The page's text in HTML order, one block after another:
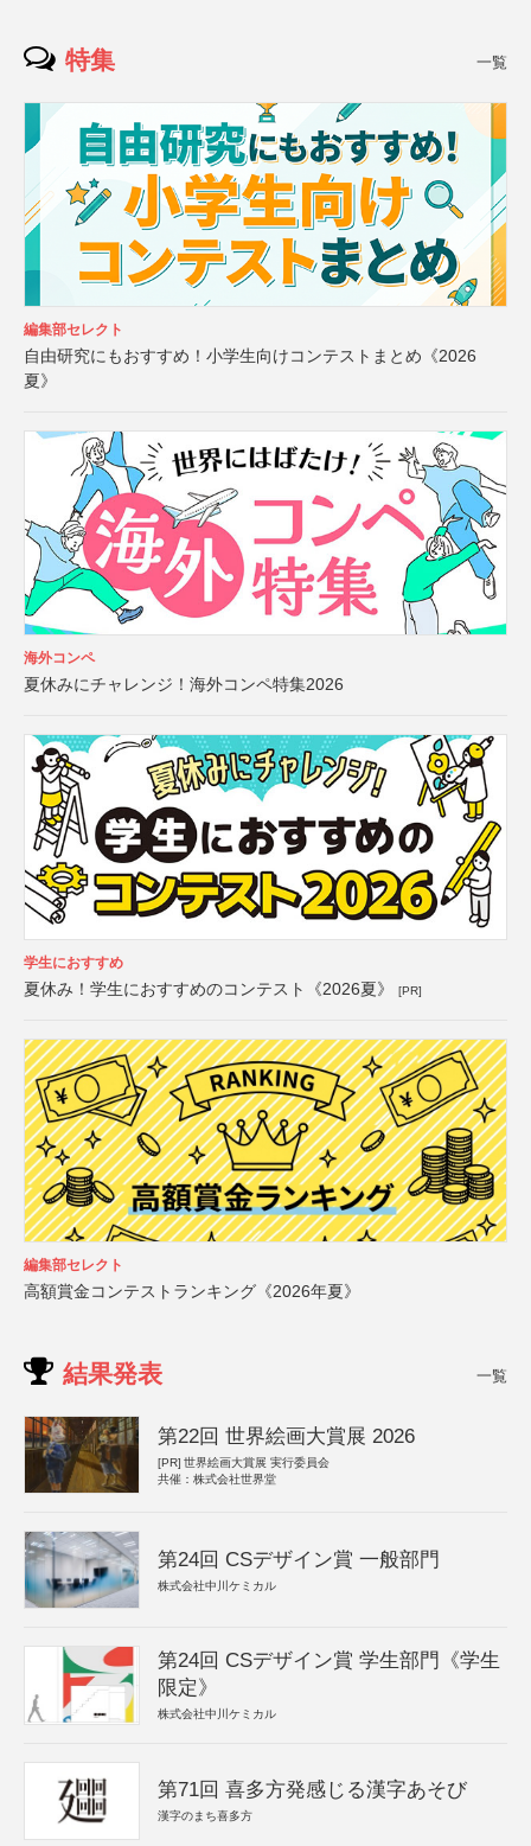
特集 一覧
編集部セレクト
自由研究にもおすすめ！小学生向けコンテストまとめ《2026
夏》
海外コンペ
夏休みにチャレンジ！海外コンペ特集2026
学生におすすめ
夏休み！学生におすすめのコンテスト《2026夏》 [PR]
編集部セレクト
高額賞金コンテストランキング《2026年夏》
結果発表 一覧
第22回 世界絵画大賞展 2026
[PR] 世界絵画大賞展 実行委員会
共催：株式会社世界堂
第24回 CSデザイン賞 一般部門
株式会社中川ケミカル
第24回 CSデザイン賞 学生部門《学生
限定》
株式会社中川ケミカル
第71回 喜多方発感じる漢字あそび
漢字のまち喜多方